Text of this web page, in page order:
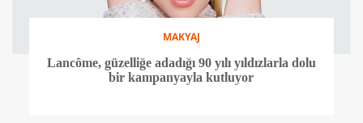
MAKYAJ
Lancôme, güzelliğe adadığı 90 yılı yıldızlarla dolu
bir kampanyayla kutluyor